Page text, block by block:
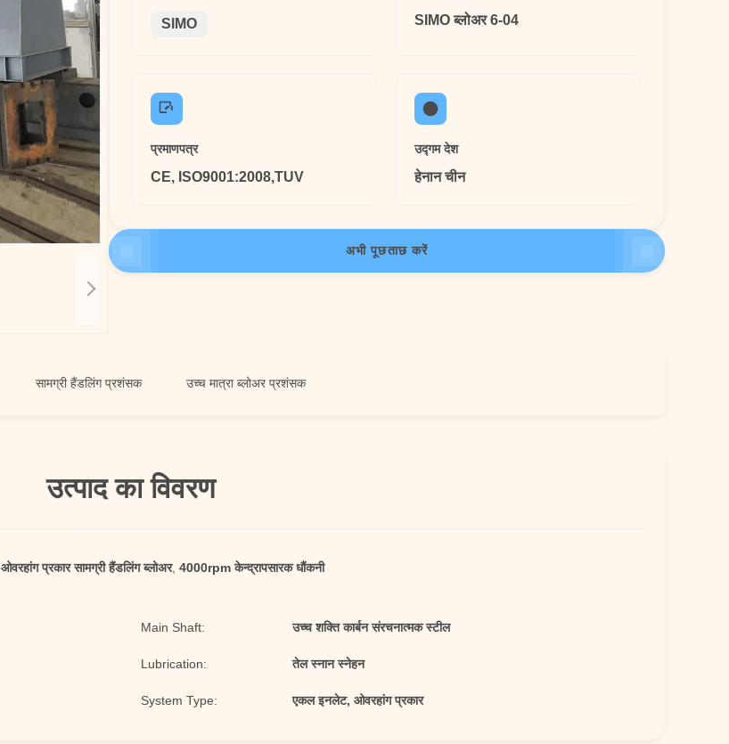
SIMO SIMO ब्लोअर 6-04
प्रमाणपत्र
CE, ISO9001:2008,TUV
उद्गम देश
हेनान चीन
अभी पूछताछ करें
सामग्री हैंडलिंग प्रशंसक उच्च मात्रा ब्लोअर प्रशंसक
उत्पाद का विवरण
ओवरहांग प्रकार सामग्री हैंडलिंग ब्लोअर, 4000rpm केन्द्रापसारक धौंकनी
Main Shaft: उच्च शक्ति कार्बन संरचनात्मक स्टील
Lubrication: तेल स्नान स्नेहन
System Type: एकल इनलेट, ओवरहांग प्रकार